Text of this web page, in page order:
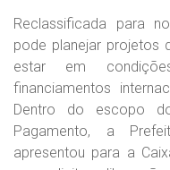
Reclassificada para
pode planejar projetos
estar em
financiamentos
Dentro do escopo
Pagamento, a
apresentou para a